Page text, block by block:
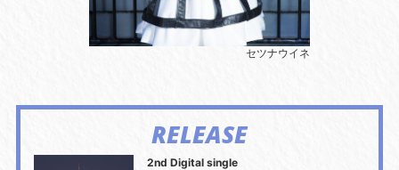
セツナウイネ
RELEASE
2nd Digital single